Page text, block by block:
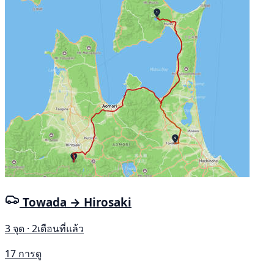
Towada → Hirosaki
3 จุด · 2เดือนที่แล้ว
17 การดู